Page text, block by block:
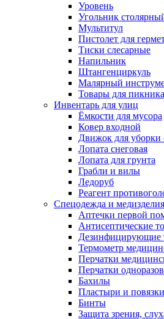
Уровень
Угольник
Мультитул
Пистолет для
Тиски слесарные
Напильник
Штангенциркуль
Малярный
Товары для пикника
Инвентарь для улиц
Ёмкости для мусора
Ковер входной
Движок для уборки
Лопата снеговая
Лопата для грунта
Грабли и вилы
Ледоруб
Реагент
Спецодежда и медизделия
Аптечки первой
Антисептические
Дезинфицирующие
Термометр
Перчатки
Перчатки
Бахилы
Пластыри и повязки
Бинты
Защита зрения,